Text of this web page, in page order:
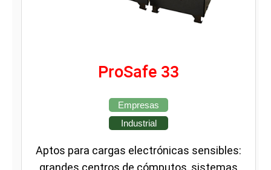
ProSafe 33
Empresas
Industrial
Aptos para cargas electrónicas sensibles:
grandes centros de cómputos, sistemas